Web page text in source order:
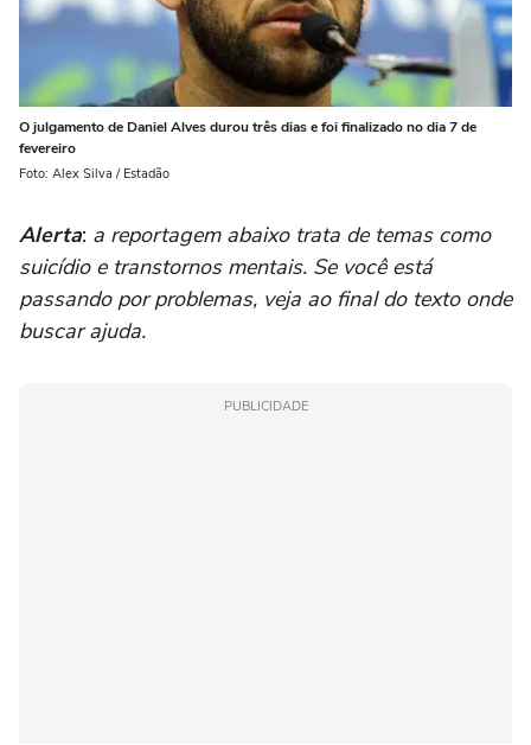
O julgamento de Daniel Alves durou três dias e foi finalizado no dia 7 de
fevereiro
Foto: Alex Silva / Estadão
Alerta: a reportagem abaixo trata de temas como
suicídio e transtornos mentais. Se você está
passando por problemas, veja ao final do texto onde
buscar ajuda.
PUBLICIDADE